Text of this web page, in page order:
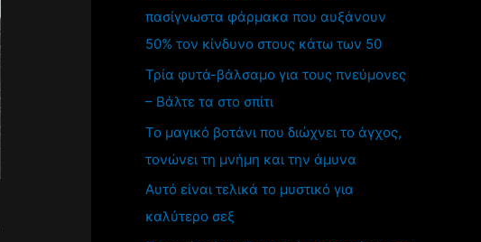
πασίγνωστα φάρμακα που αυξάνουν
50% τον κίνδυνο στους κάτω των 50
Τρία φυτά-βάλσαμο για τους πνεύμονες
– Βάλτε τα στο σπίτι
Το μαγικό βοτάνι που διώχνει το άγχος,
τονώνει τη μνήμη και την άμυνα
Αυτό είναι τελικά το μυστικό για
καλύτερο σεξ